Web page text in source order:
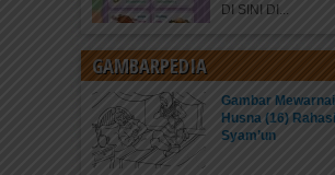
DI SINI DI...
GAMBARPEDIA
Gambar
Husna (16)
Syam’un